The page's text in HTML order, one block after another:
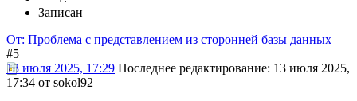
Записан
От: Проблема с представлением из сторонней базы данных
#5
13 июля 2025, 17:29 Последнее редактирование: 13 июля 2025,
17:34 от sokol92